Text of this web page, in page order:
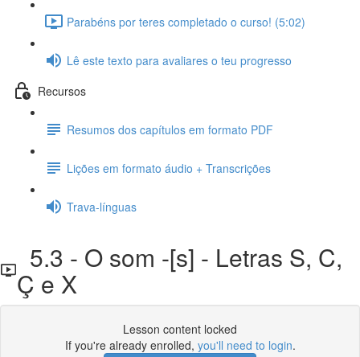
Parabéns por teres completado o curso! (5:02)
Lê este texto para avaliares o teu progresso
Recursos
Resumos dos capítulos em formato PDF
Lições em formato áudio + Transcrições
Trava-línguas
5.3 - O som -[s] - Letras S, C,
Ç e X
Lesson content locked
If you're already enrolled, you'll need to login.